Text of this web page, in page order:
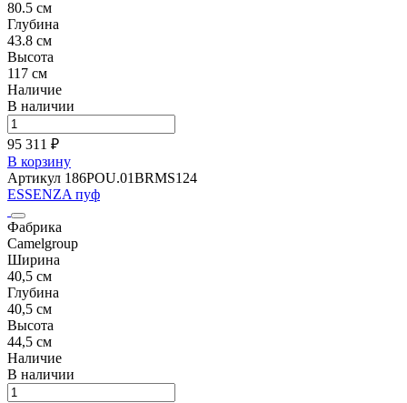
80.5 см
Глубина
43.8 см
Высота
117 см
Наличие
В наличии
95 311 ₽
В корзину
Артикул 186POU.01BRMS124
ESSENZA пуф
Фабрика
Camelgroup
Ширина
40,5 см
Глубина
40,5 см
Высота
44,5 см
Наличие
В наличии